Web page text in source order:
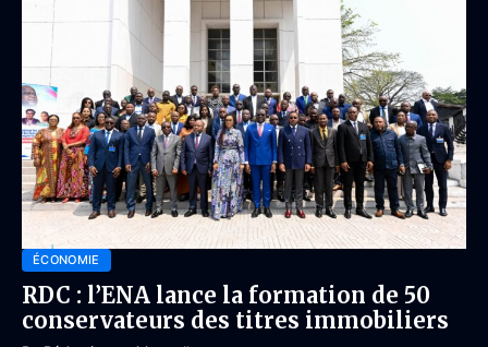
ÉCONOMIE
RDC : l’ENA lance la formation de 50
conservateurs des titres immobiliers